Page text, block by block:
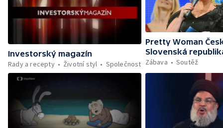
Investorský magazín
Rady a recepty
Životní styl Společnost
Pretty Woman
Slovenská
Zábava
Soutěž